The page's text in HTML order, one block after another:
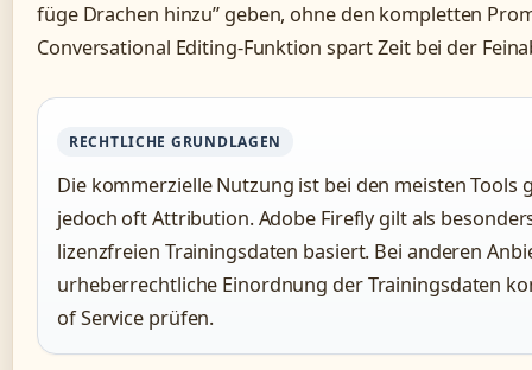
füge Drachen hinzu” geben, ohne den kompletten
Conversational Editing-Funktion spart Zeit bei der
RECHTLICHE GRUNDLAGEN
Die kommerzielle Nutzung ist bei den meisten
jedoch oft Attribution. Adobe Firefly gilt als
lizenzfreien Trainingsdaten basiert. Bei anderen
urheberrechtliche Einordnung der Trainingsdaten
of Service prüfen.